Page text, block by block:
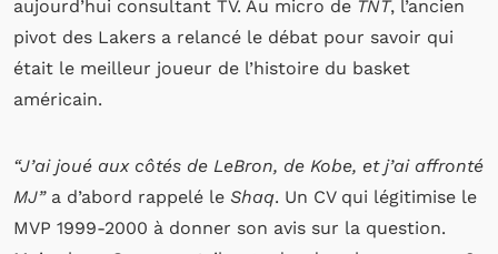
aujourd’hui consultant TV. Au micro de TNT, l’ancien
pivot des Lakers a relancé le débat pour savoir qui
était le meilleur joueur de l’histoire du basket
américain.
“J’ai joué aux côtés de LeBron, de Kobe, et j’ai affronté
MJ”a d’abord rappelé le Shaq. Un CV qui légitimise le
MVP 1999-2000 à donner son avis sur la question.